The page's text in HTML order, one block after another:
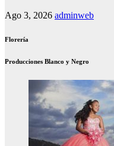
Ago 3, 2026 adminweb
Florería
Producciones Blanco y Negro